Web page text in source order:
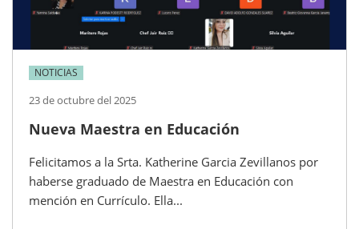
NOTICIAS
23 de octubre del 2025
Nueva Maestra en Educación
Felicitamos a la Srta. Katherine Garcia Zevillanos por
haberse graduado de Maestra en Educación con
mención en Currículo. Ella...